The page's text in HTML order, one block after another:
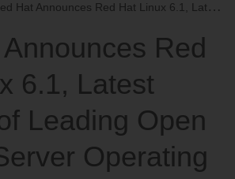
Hat Announces Red Hat Linux 6.1, Latest Version of Leading Open So...
Red
6.1, Latest
Leading Open
Operating